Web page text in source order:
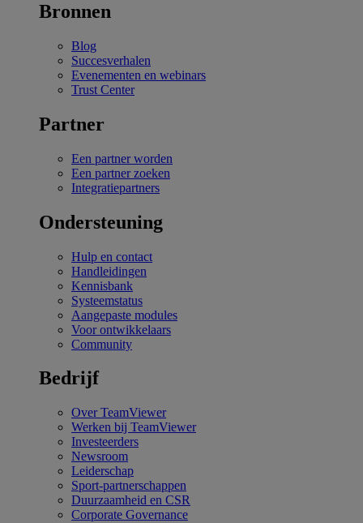
Bronnen
Blog
Succesverhalen
Evenementen en webinars
Trust Center
Partner
Een partner worden
Een partner zoeken
Integratiepartners
Ondersteuning
Hulp en contact
Handleidingen
Kennisbank
Systeemstatus
Aangepaste modules
Voor ontwikkelaars
Community
Bedrijf
Over TeamViewer
Werken bij TeamViewer
Investeerders
Newsroom
Leiderschap
Sport-partnerschappen
Duurzaamheid en CSR
Corporate Governance